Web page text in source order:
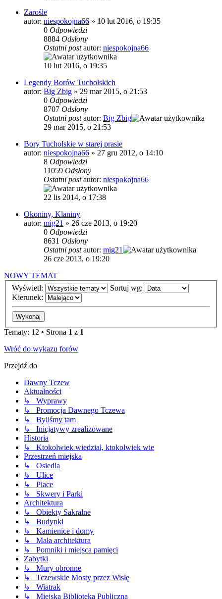
Zarośle
autor: niespokojna66 » 10 lut 2016, o 19:35
0 Odpowiedzi
8884 Odsłony
Ostatni postautor: niespokojna66
10 lut 2016, o 19:35
Legendy Borów Tucholskich
autor: Big Zbig » 29 mar 2015, o 21:53
0 Odpowiedzi
8707 Odsłony
Ostatni postautor: Big Zbig
29 mar 2015, o 21:53
Bory Tucholskie w starej prasie
autor: niespokojna66 » 27 gru 2012, o 14:10
8 Odpowiedzi
11059 Odsłony
Ostatni postautor: niespokojna66
22 lis 2014, o 17:38
Okoniny, Klaniny
autor: mig21 » 26 cze 2013, o 19:20
0 Odpowiedzi
8631 Odsłony
Ostatni postautor: mig21
26 cze 2013, o 19:20
NOWY TEMAT
Wyświetl:
Sortuj wg:
Kierunek:
Tematy: 12 • Strona 1 z 1
Wróć do wykazu forów
Przejdź do
Dawny Tczew
Aktualności
↳ Wyprawy
↳ Promocja Dawnego Tczewa
↳ Byliśmy tam
↳ Inicjatywy zrealizowane
Historia
↳ Ktokolwiek wiedział, ktokolwiek wie
Przestrzeń miejska
↳ Osiedla
↳ Ulice
↳ Place
↳ Skwery i Parki
Architektura
↳ Obiekty Sakralne
↳ Budynki
↳ Kamienice i domy
↳ Mała architektura
↳ Pomniki i miejsca pamięci
Zabytki
↳ Mury obronne
↳ Tczewskie Mosty przez Wisłę
↳ Wiatrak
↳ Miejska Biblioteka Publiczna